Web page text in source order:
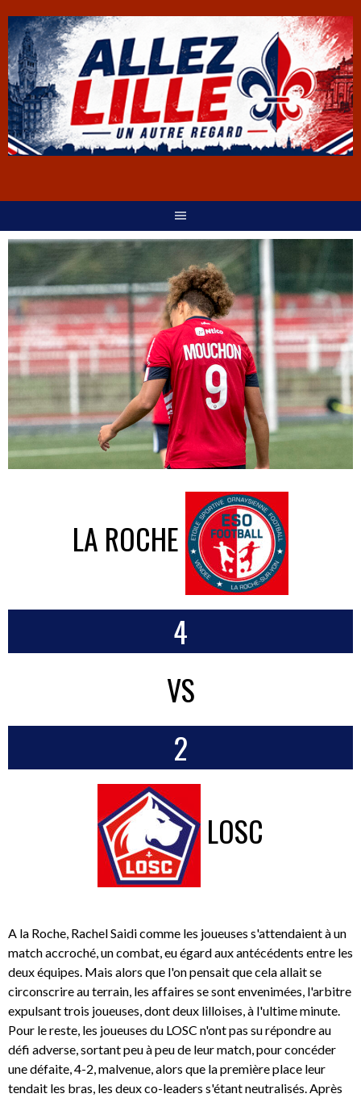
LA ROCHE
4
VS
2
LOSC
A la Roche, Rachel Saidi comme les joueuses s'attendaient à un
match accroché, un combat, eu égard aux antécédents entre les
deux équipes. Mais alors que l'on pensait que cela allait se
circonscrire au terrain, les affaires se sont envenimées, l'arbitre
expulsant trois joueuses, dont deux lilloises, à l'ultime minute.
Pour le reste, les joueuses du LOSC n'ont pas su répondre au
défi adverse, sortant peu à peu de leur match, pour concéder
une défaite, 4-2, malvenue, alors que la première place leur
tendait les bras, les deux co-leaders s'étant neutralisés. Après